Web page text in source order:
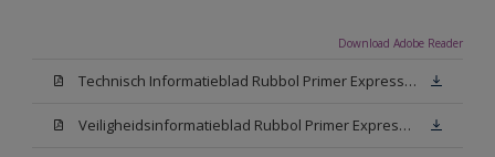
Download Adobe Reader
Technisch Informatieblad Rubbol Primer Express (PDF)
Veiligheidsinformatieblad Rubbol Primer Express White (MSDS)